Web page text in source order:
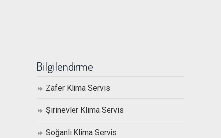
Bilgilendirme
Zafer Klima Servis
Şirinevler Klima Servis
Soğanlı Klima Servis